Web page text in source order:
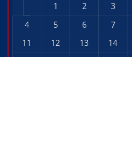
1
2
3
4
5 6 7
11
12 13 14